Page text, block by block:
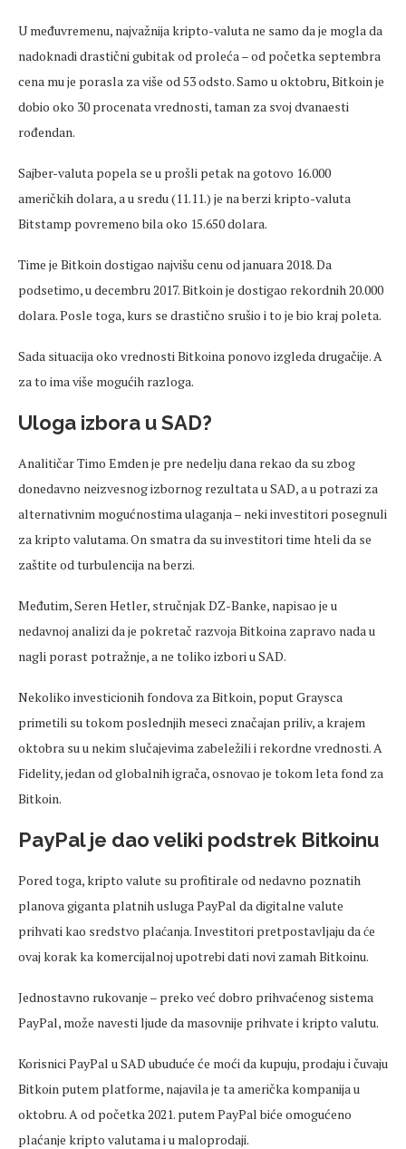
U međuvremenu, najvažnija kripto-valuta ne samo da je mogla da
nadoknadi drastični gubitak od proleća – od početka septembra
cena mu je porasla za više od 53 odsto. Samo u oktobru, Bitkoin je
dobio oko 30 procenata vrednosti, taman za svoj dvanaesti
rođendan.
Sajber-valuta popela se u prošli petak na gotovo 16.000
američkih dolara, a u sredu (11.11.) je na berzi kripto-valuta
Bitstamp povremeno bila oko 15.650 dolara.
Time je Bitkoin dostigao najvišu cenu od januara 2018. Da
podsetimo, u decembru 2017. Bitkoin je dostigao rekordnih 20.000
dolara. Posle toga, kurs se drastično srušio i to je bio kraj poleta.
Sada situacija oko vrednosti Bitkoina ponovo izgleda drugačije. A
za to ima više mogućih razloga.
Uloga izbora u SAD?
Analitičar Timo Emden je pre nedelju dana rekao da su zbog
donedavno neizvesnog izbornog rezultata u SAD, a u potrazi za
alternativnim mogućnostima ulaganja – neki investitori posegnuli
za kripto valutama. On smatra da su investitori time hteli da se
zaštite od turbulencija na berzi.
Međutim, Seren Hetler, stručnjak DZ-Banke, napisao je u
nedavnoj analizi da je pokretač razvoja Bitkoina zapravo nada u
nagli porast potražnje, a ne toliko izbori u SAD.
Nekoliko investicionih fondova za Bitkoin, poput Graysca
primetili su tokom poslednjih meseci značajan priliv, a krajem
oktobra su u nekim slučajevima zabeležili i rekordne vrednosti. A
Fidelity, jedan od globalnih igrača, osnovao je tokom leta fond za
Bitkoin.
PayPal je dao veliki podstrek Bitkoinu
Pored toga, kripto valute su profitirale od nedavno poznatih
planova giganta platnih usluga PayPal da digitalne valute
prihvati kao sredstvo plaćanja. Investitori pretpostavljaju da će
ovaj korak ka komercijalnoj upotrebi dati novi zamah Bitkoinu.
Jednostavno rukovanje – preko već dobro prihvaćenog sistema
PayPal, može navesti ljude da masovnije prihvate i kripto valutu.
Korisnici PayPal u SAD ubuduće će moći da kupuju, prodaju i čuvaju
Bitkoin putem platforme, najavila je ta američka kompanija u
oktobru. A od početka 2021. putem PayPal biće omogućeno
plaćanje kripto valutama i u maloprodaji.